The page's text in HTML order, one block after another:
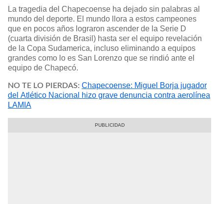
La tragedia del Chapecoense ha dejado sin palabras al
mundo del deporte. El mundo llora a estos campeones
que en pocos años lograron ascender de la Serie D
(cuarta división de Brasil) hasta ser el equipo revelación
de la Copa Sudamerica, incluso eliminando a equipos
grandes como lo es San Lorenzo que se rindió ante el
equipo de Chapecó.
NO TE LO PIERDAS: Chapecoense: Miguel Borja jugador
del Atlético Nacional hizo grave denuncia contra aerolínea
LAMIA